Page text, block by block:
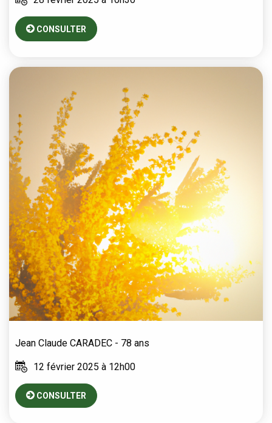
CONSULTER
Jean Claude CARADEC - 78 ans
12 février 2025 à 12h00
CONSULTER